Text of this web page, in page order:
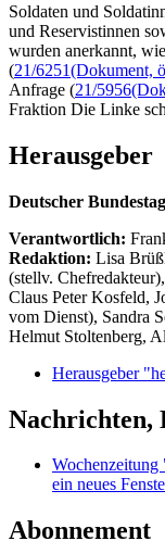
Soldaten und
und Reservistinnen
wurden anerkannt,
(21/6251(Dokument,
Anfrage (21/5956
Fraktion Die Linke
Herausgeber
Deutscher
Verantwortlich:
Redaktion: Lisa
(stellv.
Claus Peter Kosfeld,
vom Dienst), Sandra
Helmut Stoltenberg,
Herausgeber
Nachrichten,
Wochenzeitung
ein neues
Abonnement